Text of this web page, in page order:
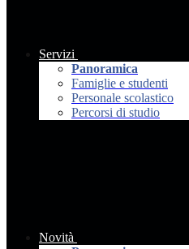
Servizi
Panoramica
Famiglie e studenti
Personale scolastico
Percorsi di studio
Novità